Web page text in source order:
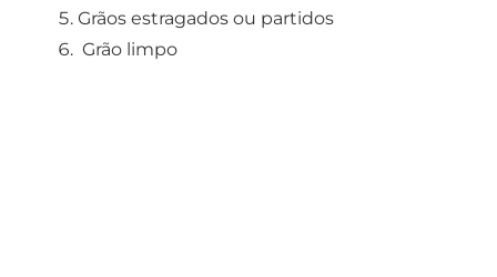
Grãos estragados ou partidos
Grão limpo